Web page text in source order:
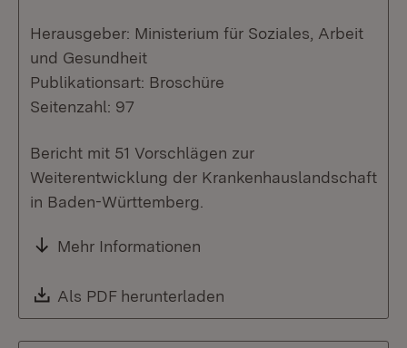
Herausgeber: Ministerium für Soziales, Arbeit
und Gesundheit
Publikationsart: Broschüre
Seitenzahl: 97
Bericht mit 51 Vorschlägen zur
Weiterentwicklung der Krankenhauslandschaft
in Baden-Württemberg.
Mehr Informationen
Download:
Als PDF herunterladen